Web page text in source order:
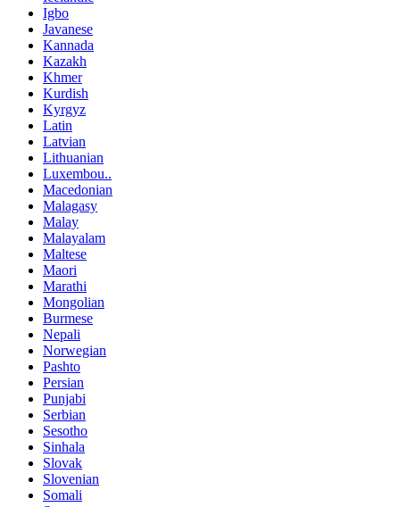
Igbo
Javanese
Kannada
Kazakh
Khmer
Kurdish
Kyrgyz
Latin
Latvian
Lithuanian
Luxembou..
Macedonian
Malagasy
Malay
Malayalam
Maltese
Maori
Marathi
Mongolian
Burmese
Nepali
Norwegian
Pashto
Persian
Punjabi
Serbian
Sesotho
Sinhala
Slovak
Slovenian
Somali